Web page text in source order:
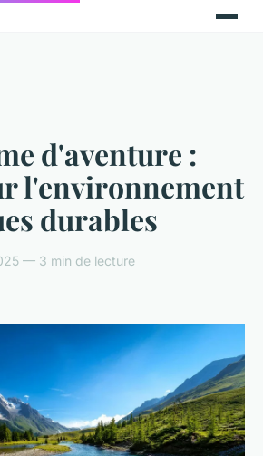
d'aventure :
l'environnement
durables
— 3 min de lecture